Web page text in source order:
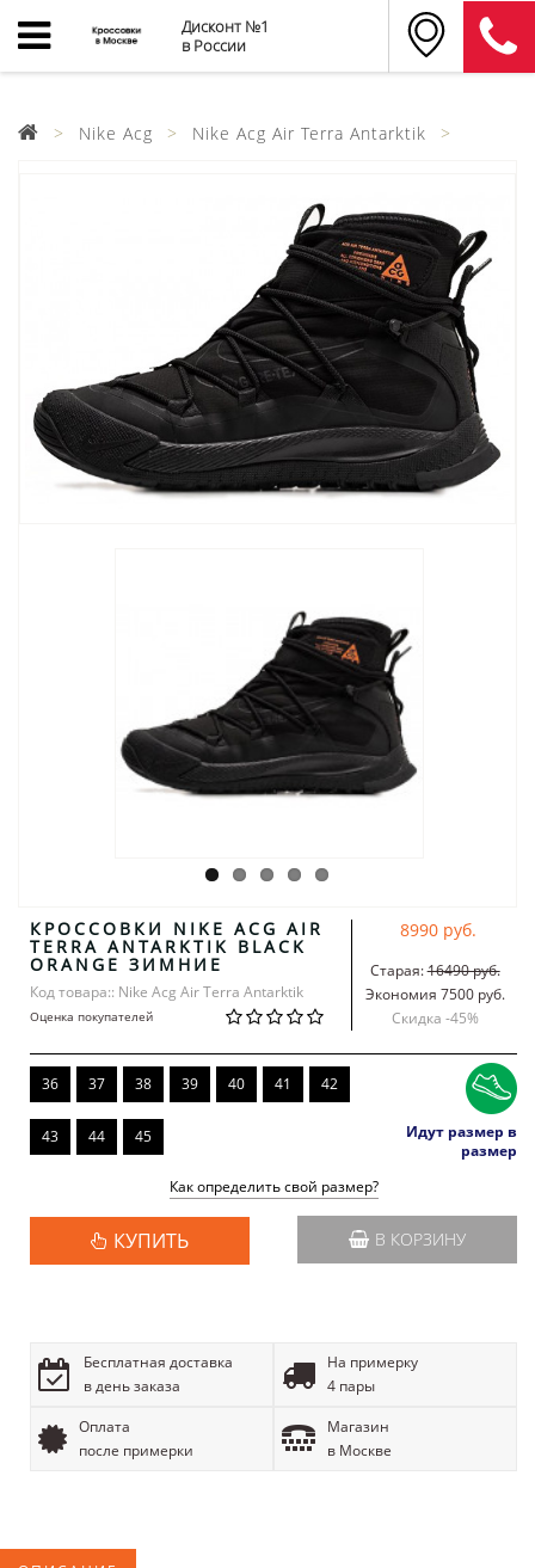
Дисконт №1
в России
Nike Acg Nike Acg Air Terra Antarktik
КРОССОВКИ NIKE ACG AIR
TERRA ANTARKTIK BLACK
ORANGE ЗИМНИЕ
Код товара:: Nike Acg Air Terra Antarktik
Оценка покупателей
8990 руб.
Старая:16490 руб.
Экономия 7500 руб.
Скидка -45%
36 37 38 39 40 41 42
43 44 45
Идут размер в
размер
Как определить свой размер?
КУПИТЬ В КОРЗИНУ
Бесплатная доставка
в день заказа
На примерку
4 пары
Оплата
после примерки
Магазин
в Москве